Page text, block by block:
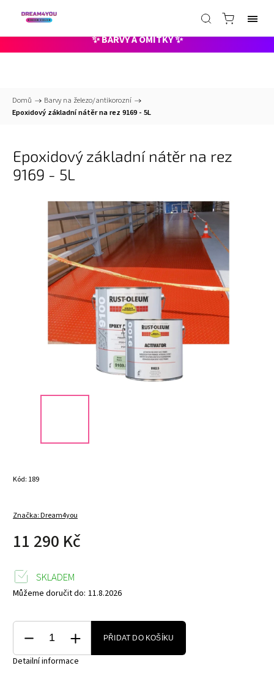
nonstop
✨ BARVY A OMÍTKY ✨
Domů / Barvy na železo/antikorozní /
Epoxidový základní nátěr na rez 9169 - 5L
Epoxidový základní nátěr na rez
9169 - 5L
Kód: 189
Značka:Dream4you
11 290 Kč
SKLADEM
Můžeme doručit do: 11.8.2026
PŘIDAT DO KOŠÍKU
Detailní informace